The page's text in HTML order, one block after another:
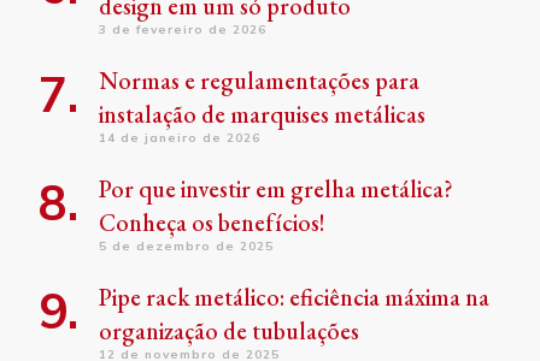
3 de fevereiro de 2026
Normas e regulamentações para
instalação de marquises metálicas
14 de janeiro de 2026
Por que investir em grelha metálica?
Conheça os benefícios!
5 de dezembro de 2025
Pipe rack metálico: eficiência máxima na
organização de tubulações
12 de novembro de 2025